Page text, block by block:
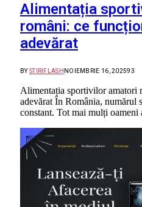
Alimentația
români: ce
adevărat
BY STIRIFLASH NOIEMBRIE 16, 202593
Alimentația sportivilor amatori
adevărat În România, numărul
constant. Tot mai mulți